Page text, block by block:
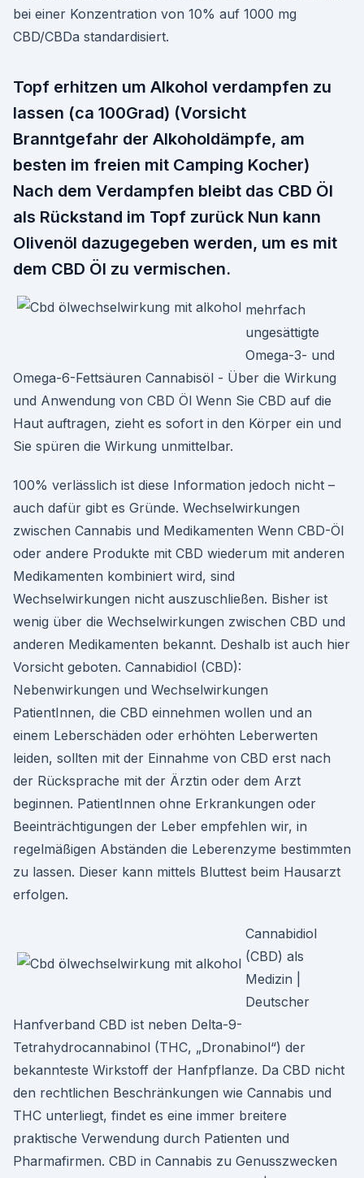
bei einer Konzentration von 10% auf 1000 mg
CBD/CBDa standardisiert.
Topf erhitzen um Alkohol verdampfen zu
lassen (ca 100Grad) (Vorsicht
Branntgefahr der Alkoholdämpfe, am
besten im freien mit Camping Kocher)
Nach dem Verdampfen bleibt das CBD Öl
als Rückstand im Topf zurück Nun kann
Olivenöl dazugegeben werden, um es mit
dem CBD Öl zu vermischen.
mehrfach
ungesättigte
Omega-3- und
Omega-6-Fettsäuren Cannabisöl - Über die Wirkung
und Anwendung von CBD Öl Wenn Sie CBD auf die
Haut auftragen, zieht es sofort in den Körper ein und
Sie spüren die Wirkung unmittelbar.
100% verlässlich ist diese Information jedoch nicht –
auch dafür gibt es Gründe. Wechselwirkungen
zwischen Cannabis und Medikamenten Wenn CBD-Öl
oder andere Produkte mit CBD wiederum mit anderen
Medikamenten kombiniert wird, sind
Wechselwirkungen nicht auszuschließen. Bisher ist
wenig über die Wechselwirkungen zwischen CBD und
anderen Medikamenten bekannt. Deshalb ist auch hier
Vorsicht geboten. Cannabidiol (CBD):
Nebenwirkungen und Wechselwirkungen
PatientInnen, die CBD einnehmen wollen und an
einem Leberschäden oder erhöhten Leberwerten
leiden, sollten mit der Einnahme von CBD erst nach
der Rücksprache mit der Ärztin oder dem Arzt
beginnen. PatientInnen ohne Erkrankungen oder
Beeinträchtigungen der Leber empfehlen wir, in
regelmäßigen Abständen die Leberenzyme bestimmten
zu lassen. Dieser kann mittels Bluttest beim Hausarzt
erfolgen.
Cannabidiol
(CBD) als
Medizin |
Deutscher
Hanfverband CBD ist neben Delta-9-
Tetrahydrocannabinol (THC, „Dronabinol“) der
bekannteste Wirkstoff der Hanfpflanze. Da CBD nicht
den rechtlichen Beschränkungen wie Cannabis und
THC unterliegt, findet es eine immer breitere
praktische Verwendung durch Patienten und
Pharmafirmen. CBD in Cannabis zu Genusszwecken